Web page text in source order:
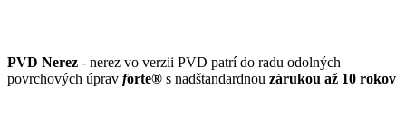
PVD Nerez - nerez vo verzii PVD patrí do radu odolných
povrchových úprav forte® s nadštandardnou zárukou až 10 rokov